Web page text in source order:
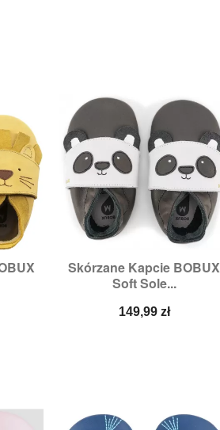
Skórzane Kapcie BOBUX
Soft Sole...
Cena
149,99 zł
Szybki podgląd
Rozmiary:3XL,